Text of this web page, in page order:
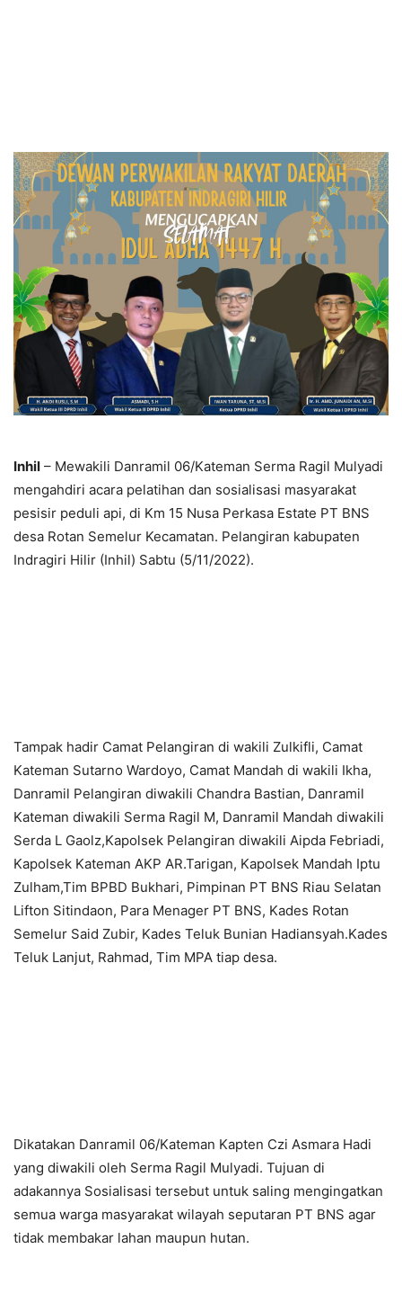
Inhil – Mewakili Danramil 06/Kateman Serma Ragil Mulyadi
mengahdiri acara pelatihan dan sosialisasi masyarakat
pesisir peduli api, di Km 15 Nusa Perkasa Estate PT BNS
desa Rotan Semelur Kecamatan. Pelangiran kabupaten
Indragiri Hilir (Inhil) Sabtu (5/11/2022).
Tampak hadir Camat Pelangiran di wakili Zulkifli, Camat
Kateman Sutarno Wardoyo, Camat Mandah di wakili Ikha,
Danramil Pelangiran diwakili Chandra Bastian, Danramil
Kateman diwakili Serma Ragil M, Danramil Mandah diwakili
Serda L Gaolz,Kapolsek Pelangiran diwakili Aipda Febriadi,
Kapolsek Kateman AKP AR.Tarigan, Kapolsek Mandah Iptu
Zulham,Tim BPBD Bukhari, Pimpinan PT BNS Riau Selatan
Lifton Sitindaon, Para Menager PT BNS, Kades Rotan
Semelur Said Zubir, Kades Teluk Bunian Hadiansyah.Kades
Teluk Lanjut, Rahmad, Tim MPA tiap desa.
Dikatakan Danramil 06/Kateman Kapten Czi Asmara Hadi
yang diwakili oleh Serma Ragil Mulyadi. Tujuan di
adakannya Sosialisasi tersebut untuk saling mengingatkan
semua warga masyarakat wilayah seputaran PT BNS agar
tidak membakar lahan maupun hutan.